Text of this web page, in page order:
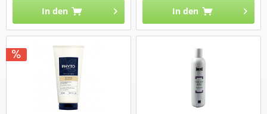
In den In den